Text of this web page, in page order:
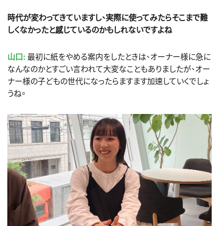
時代が変わってきていますし、実際に使ってみたらそこまで難
しくなかったと感じているのかもしれないですよね
山口: 最初に紙をやめる案内をしたときは、オーナー様に急に
なんなのかとすごい言われて大変なこともありましたが、オー
ナー様の子どもの世代になったらますます加速していくでしょ
うね。